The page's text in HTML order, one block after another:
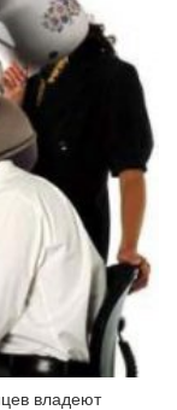
владеют